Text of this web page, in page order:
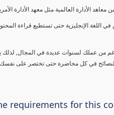
العالمية مثل معهد الأدارة
الإنجليزية حتى تستطيع قراءة
من عملك لسنوات عديدة في المجال, لذلك
في كل محاضرة حتى تختصر على
requirements for this